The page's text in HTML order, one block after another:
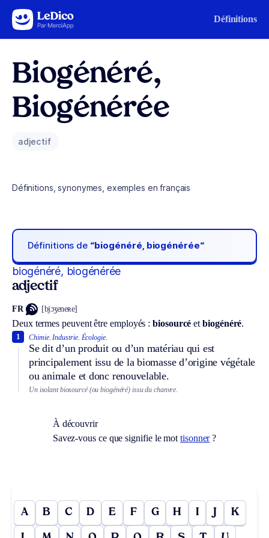
Aller au contenu Définitions
Biogénéré,
Biogénérée
adjectif
Définitions, synonymes, exemples en français
Définitions de “biogénéré, biogénérée“
biogénéré, biogénérée
adjectif
FR [bjɔʒeneʀe]
Deux termes peuvent être employés :biosourcé etbiogénéré.
Chimie. Industrie. Écologie.
Se dit d’un produit ou d’un matériau qui est
principalement issu de la biomasse d’origine végétale
ou animale et donc renouvelable.
1
Un isolant biosourcé (ou biogénéré) issu du chanvre.
À découvrir
Savez-vous ce que signifie le mottisonner?
A B C D E F G H I J K